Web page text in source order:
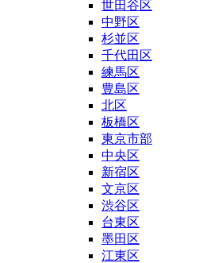
世田谷区
中野区
杉並区
千代田区
練馬区
豊島区
北区
板橋区
東京市部
中央区
新宿区
文京区
渋谷区
台東区
墨田区
江東区